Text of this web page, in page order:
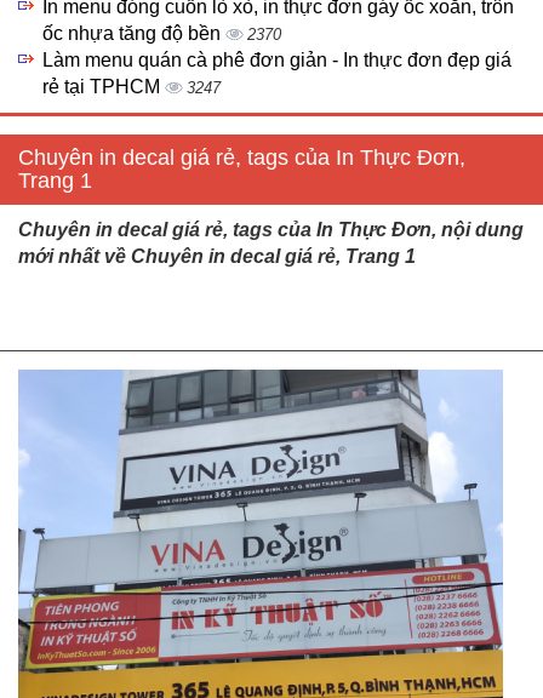
In menu đóng cuốn lò xò, in thực đơn gáy ốc xoắn, trôn
ốc nhựa tăng độ bền
2370
Làm menu quán cà phê đơn giản - In thực đơn đẹp giá
rẻ tại TPHCM
3247
Chuyên in decal giá rẻ, tags của In Thực Đơn,
Trang 1
Chuyên in decal giá rẻ, tags của In Thực Đơn, nội dung
mới nhất về Chuyên in decal giá rẻ, Trang 1